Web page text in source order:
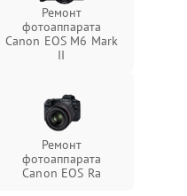
Ремонт
фотоаппарата
Canon EOS M6 Mark
II
Ремонт
фотоаппарата
Canon EOS Ra